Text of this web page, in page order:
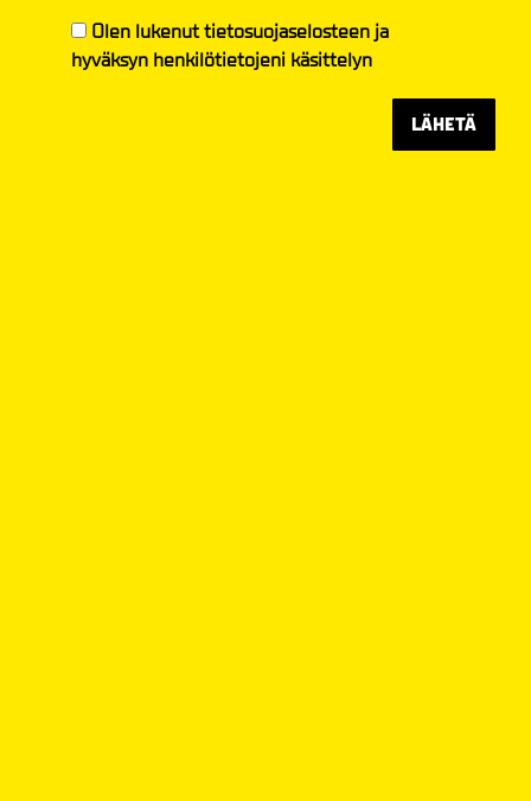
Olen lukenuttietosuojaselosteen ja
hyväksyn henkilötietojeni käsittelyn
LÄHETÄ